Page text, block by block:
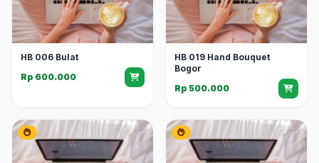
HB 006 Bulat
Rp 600.000
HB 019 Hand Bouquet
Bogor
Rp 500.000